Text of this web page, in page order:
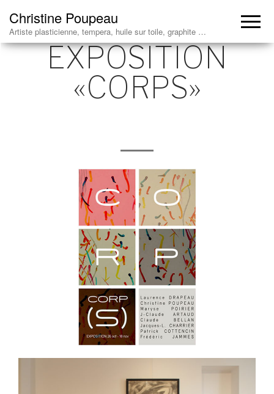
Christine Poupeau
Artiste plasticienne, tempera, huile sur toile, graphite …
EXPOSITION
«CORPS»